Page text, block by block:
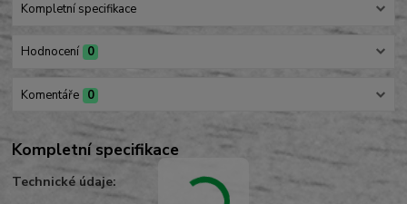
Kompletní specifikace
Hodnocení 0
Komentáře 0
Kompletní specifikace
Technické údaje: